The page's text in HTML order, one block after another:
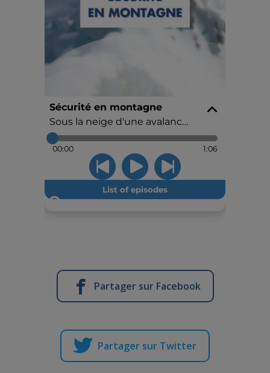
Partager sur Facebook
Partager sur Twitter